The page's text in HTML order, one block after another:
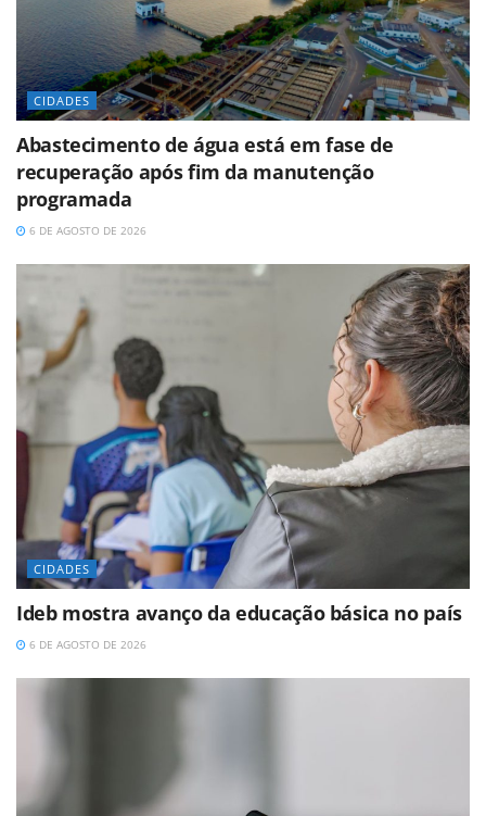
CIDADES
Abastecimento de água está em fase de
recuperação após fim da manutenção
programada
6 DE AGOSTO DE 2026
CIDADES
Ideb mostra avanço da educação básica no país
6 DE AGOSTO DE 2026